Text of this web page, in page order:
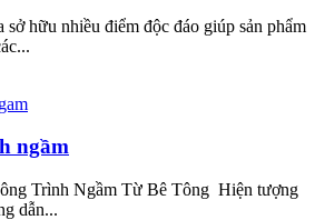
sở hữu nhiều điểm độc đáo giúp sản phẩm
ngầm
Trình Ngầm Từ Bê Tông Hiện tượng
dẫn...